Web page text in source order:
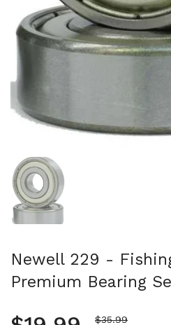
Afficher la diapositive 1
Newell 229 -
Premium Bearing
Prix de vente
$35.99